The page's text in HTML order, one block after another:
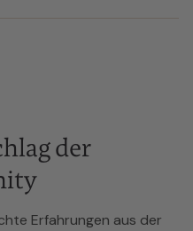
der
Erfahrungen aus der